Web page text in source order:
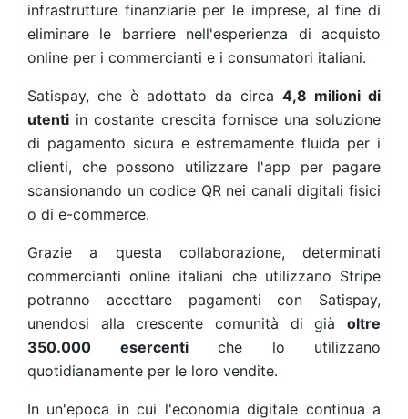
infrastrutture finanziarie per le imprese, al fine di
eliminare le barriere nell'esperienza di acquisto
online per i commercianti e i consumatori italiani.
Satispay, che è adottato da circa 4,8 milioni di
utenti in costante crescita fornisce una soluzione
di pagamento sicura e estremamente fluida per i
clienti, che possono utilizzare l'app per pagare
scansionando un codice QR nei canali digitali fisici
o di e-commerce.
Grazie a questa collaborazione, determinati
commercianti online italiani che utilizzano Stripe
potranno accettare pagamenti con Satispay,
unendosi alla crescente comunità di già oltre
350.000 esercentiche lo utilizzano
quotidianamente per le loro vendite.
In un'epoca in cui l'economia digitale continua a